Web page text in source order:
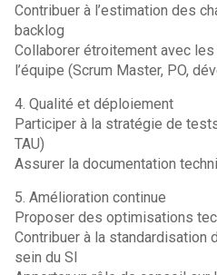
Contribuer à l’estimation des
backlog
Collaborer étroitement avec
l’équipe (Scrum Master, PO,
4. Qualité et déploiement
Participer à la stratégie de
TAU)
Assurer la documentation
5. Amélioration continue
Proposer des optimisations
Contribuer à la standardisation
sein du SI